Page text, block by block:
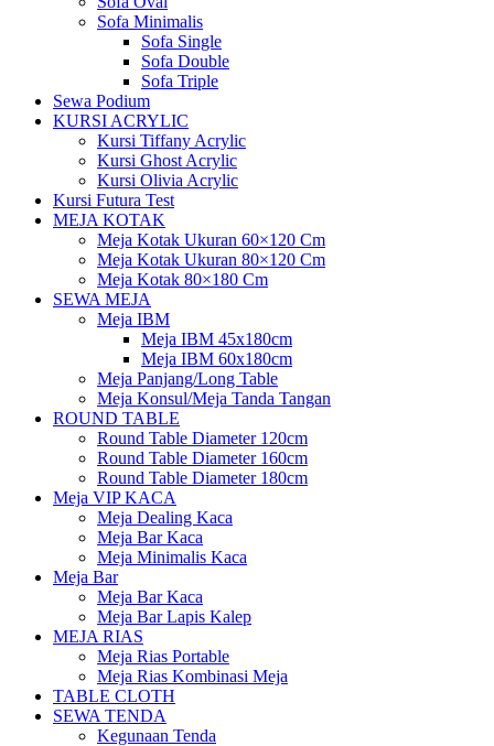
Sofa Minimalis
Sofa Single
Sofa Double
Sofa Triple
Sewa Podium
KURSI ACRYLIC
Kursi Tiffany Acrylic
Kursi Ghost Acrylic
Kursi Olivia Acrylic
Kursi Futura Test
MEJA KOTAK
Meja Kotak Ukuran 60×120 Cm
Meja Kotak Ukuran 80×120 Cm
Meja Kotak 80×180 Cm
SEWA MEJA
Meja IBM
Meja IBM 45x180cm
Meja IBM 60x180cm
Meja Panjang/Long Table
Meja Konsul/Meja Tanda Tangan
ROUND TABLE
Round Table Diameter 120cm
Round Table Diameter 160cm
Round Table Diameter 180cm
Meja VIP KACA
Meja Dealing Kaca
Meja Bar Kaca
Meja Minimalis Kaca
Meja Bar
Meja Bar Kaca
Meja Bar Lapis Kalep
MEJA RIAS
Meja Rias Portable
Meja Rias Kombinasi Meja
TABLE CLOTH
SEWA TENDA
Kegunaan Tenda